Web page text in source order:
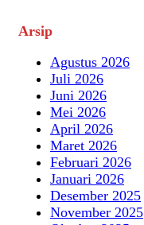
Arsip
Agustus 2026
Juli 2026
Juni 2026
Mei 2026
April 2026
Maret 2026
Februari 2026
Januari 2026
Desember 2025
November 2025